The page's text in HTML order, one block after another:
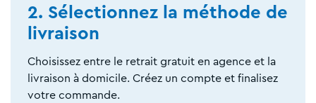
2. Sélectionnez la méthode de
livraison
Choisissez entre le retrait gratuit en agence et la
livraison à domicile. Créez un compte et finalisez
votre commande.